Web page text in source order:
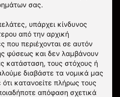
σας.
υπάρχει κίνδυνος
από την αρχική
που περιέχονται σε αυτόν
φύσεως και δεν λαμβάνουν
κατάσταση, τους στόχους ή
διαβάστε τα νομικά μας
κατανοείτε πλήρως τους
απόφαση σχετικά